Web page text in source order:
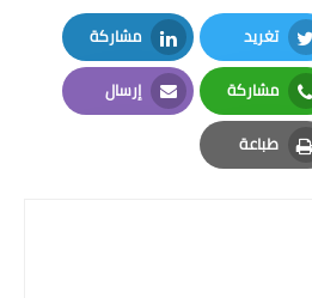
تغريد
Twitter
مشاركة
LinkedIn
مشاركة
Whatsapp
إرسال
Email
طباعة
Print